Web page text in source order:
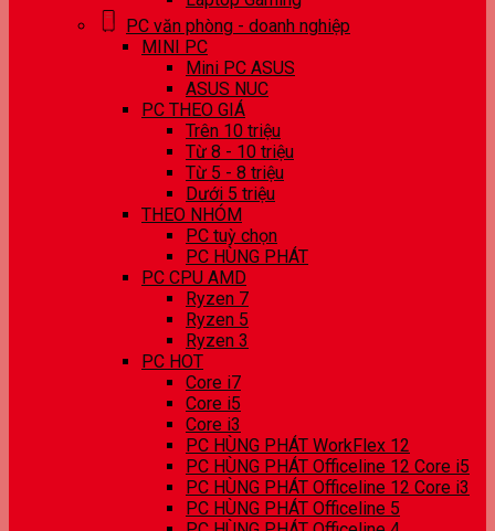
PC văn phòng - doanh nghiệp
MINI PC
Mini PC ASUS
ASUS NUC
PC THEO GIÁ
Trên 10 triệu
Từ 8 - 10 triệu
Từ 5 - 8 triệu
Dưới 5 triệu
THEO NHÓM
PC tuỳ chọn
PC HÙNG PHÁT
PC CPU AMD
Ryzen 7
Ryzen 5
Ryzen 3
PC HOT
Core i7
Core i5
Core i3
PC HÙNG PHÁT WorkFlex 12
PC HÙNG PHÁT Officeline 12 Core i5
PC HÙNG PHÁT Officeline 12 Core i3
PC HÙNG PHÁT Officeline 5